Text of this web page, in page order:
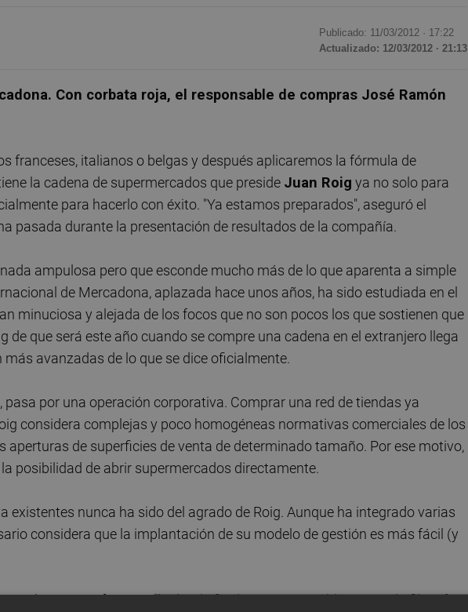
Publicado: 11/03/2012 · 17:22
Actualizado: 12/03/2012 · 21:13
Con corbata roja, el responsable de compras José Ramón
franceses, italianos o belgas y después aplicaremos la fórmula de
la cadena de supermercados que preside Juan Roig ya no solo para
para hacerlo con éxito. "Ya estamos preparados", aseguró el
pasada durante la presentación de resultados de la compañía.
ampulosa pero que esconde mucho más de lo que aparenta a simple
de Mercadona, aplazada hace unos años, ha sido estudiada en el
minuciosa y alejada de los focos que no son pocos los que sostienen que
de que será este año cuando se compre una cadena en el extranjero llega
avanzadas de lo que se dice oficialmente.
pasa por una operación corporativa. Comprar una red de tiendas ya
considera complejas y poco homogéneas normativas comerciales de los
aperturas de superficies de venta de determinado tamaño. Por ese motivo,
posibilidad de abrir supermercados directamente.
existentes nunca ha sido del agrado de Roig. Aunque ha integrado varias
considera que la implantación de su modelo de gestión es más fácil (y
va a afrontar allá donde finalmente se establezca con la filosofía